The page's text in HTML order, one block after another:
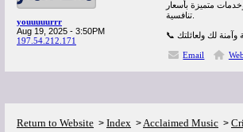
youuuuurrr
Aug 19, 2025 - 3:50PM
197.54.212.171
متميزة بأسعار
Email
Return to Website > Index >Acclaimed Music >